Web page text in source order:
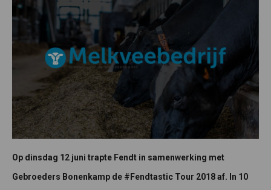
Op dinsdag 12 juni trapte Fendt in samenwerking met
Gebroeders Bonenkamp de #Fendtastic Tour 2018 af. In 10